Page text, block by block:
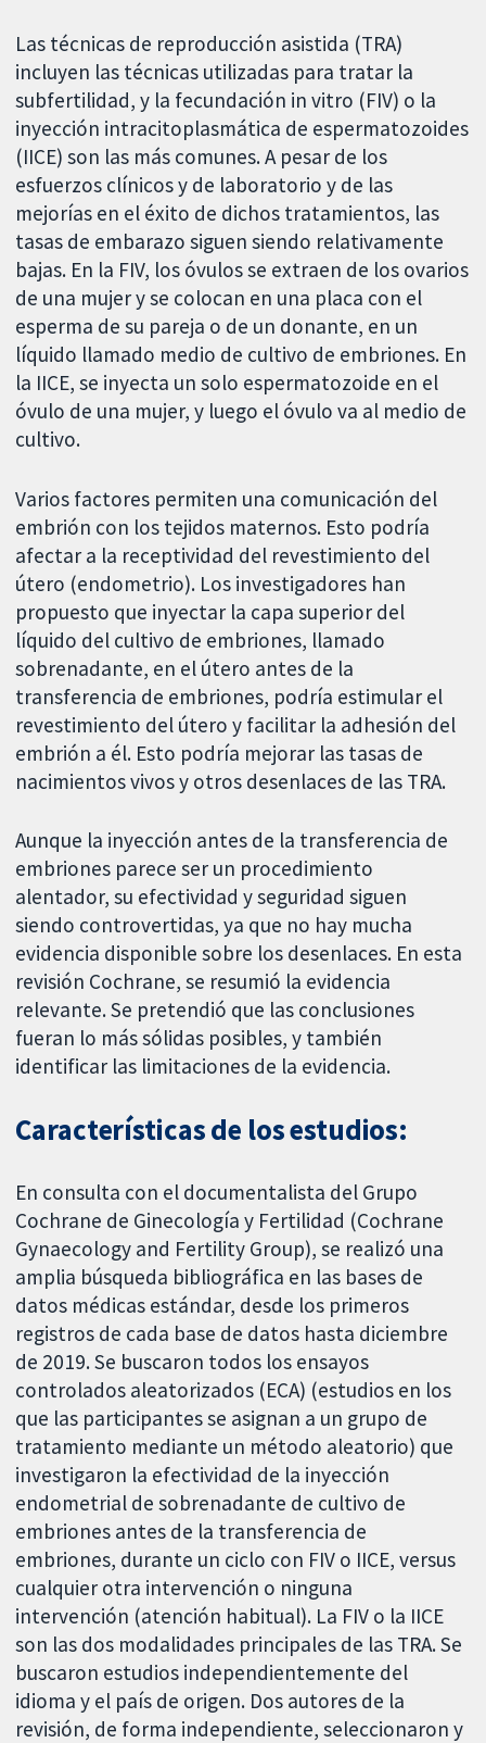
Las técnicas de reproducción asistida (TRA)
incluyen las técnicas utilizadas para tratar la
subfertilidad, y la fecundación in vitro (FIV) o la
inyección intracitoplasmática de espermatozoides
(IICE) son las más comunes. A pesar de los
esfuerzos clínicos y de laboratorio y de las
mejorías en el éxito de dichos tratamientos, las
tasas de embarazo siguen siendo relativamente
bajas. En la FIV, los óvulos se extraen de los ovarios
de una mujer y se colocan en una placa con el
esperma de su pareja o de un donante, en un
líquido llamado medio de cultivo de embriones. En
la IICE, se inyecta un solo espermatozoide en el
óvulo de una mujer, y luego el óvulo va al medio de
cultivo.
Varios factores permiten una comunicación del
embrión con los tejidos maternos. Esto podría
afectar a la receptividad del revestimiento del
útero (endometrio). Los investigadores han
propuesto que inyectar la capa superior del
líquido del cultivo de embriones, llamado
sobrenadante, en el útero antes de la
transferencia de embriones, podría estimular el
revestimiento del útero y facilitar la adhesión del
embrión a él. Esto podría mejorar las tasas de
nacimientos vivos y otros desenlaces de las TRA.
Aunque la inyección antes de la transferencia de
embriones parece ser un procedimiento
alentador, su efectividad y seguridad siguen
siendo controvertidas, ya que no hay mucha
evidencia disponible sobre los desenlaces. En esta
revisión Cochrane, se resumió la evidencia
relevante. Se pretendió que las conclusiones
fueran lo más sólidas posibles, y también
identificar las limitaciones de la evidencia.
Características de los estudios:
En consulta con el documentalista del Grupo
Cochrane de Ginecología y Fertilidad (Cochrane
Gynaecology and Fertility Group), se realizó una
amplia búsqueda bibliográfica en las bases de
datos médicas estándar, desde los primeros
registros de cada base de datos hasta diciembre
de 2019. Se buscaron todos los ensayos
controlados aleatorizados (ECA) (estudios en los
que las participantes se asignan a un grupo de
tratamiento mediante un método aleatorio) que
investigaron la efectividad de la inyección
endometrial de sobrenadante de cultivo de
embriones antes de la transferencia de
embriones, durante un ciclo con FIV o IICE, versus
cualquier otra intervención o ninguna
intervención (atención habitual). La FIV o la IICE
son las dos modalidades principales de las TRA. Se
buscaron estudios independientemente del
idioma y el país de origen. Dos autores de la
revisión, de forma independiente, seleccionaron y